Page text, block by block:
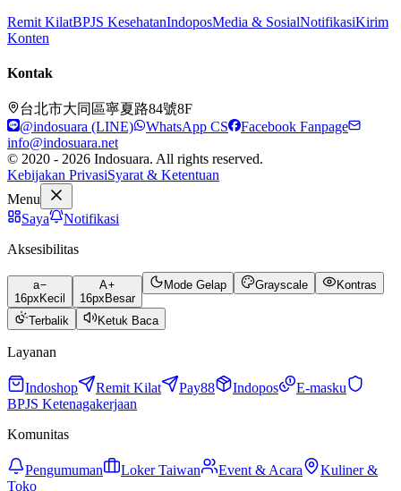
Remit KilatBPJS KesehatanIndoposMedia & SosialNotifikasiKirim
Konten
Kontak
台北市大同區寧夏路84號8F
@indosuara (LINE)
WhatsApp CS
Facebook Fanpage
info@indosuara.net
© 2020 - 2026 Indosuara. All rights reserved.
Kebijakan PrivasiSyarat & Ketentuan
Menu
Saya
Notifikasi
Aksesibilitas
a
16px Kecil
A
16px Besar
Mode Gelap Grayscale Kontras
Terbalik Ketuk Baca
Layanan
Indoshop Remit Kilat Pay88 Indopos
E-masku
BPJS Ketenagakerjaan
Komunitas
Pengumuman Loker Taiwan Event & Acara
Kuliner &
Toko